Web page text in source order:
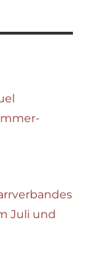
Juli und